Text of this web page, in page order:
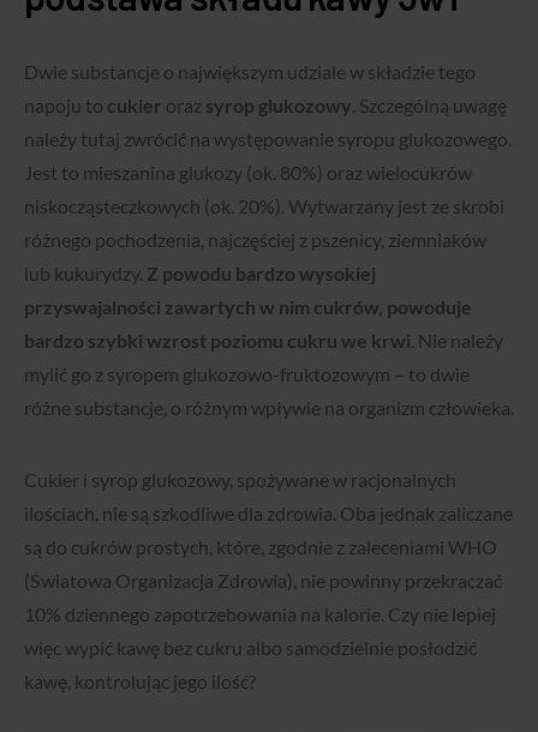
Dwie substancje o największym udziale w składzie tego
napoju to cukier oraz syrop glukozowy. Szczególną uwagę
należy tutaj zwrócić na występowanie syropu glukozowego.
Jest to mieszanina glukozy (ok. 80%) oraz wielocukrów
niskocząsteczkowych (ok. 20%). Wytwarzany jest ze skrobi
różnego pochodzenia, najczęściej z pszenicy, ziemniaków
lub kukurydzy. Z powodu bardzo wysokiej
przyswajalności zawartych w nim cukrów, powoduje
bardzo szybki wzrost poziomu cukru we krwi. Nie należy
mylić go z syropem glukozowo-fruktozowym – to dwie
różne substancje, o różnym wpływie na organizm człowieka.
Cukier i syrop glukozowy, spożywane w racjonalnych
ilościach, nie są szkodliwe dla zdrowia. Oba jednak zaliczane
są do cukrów prostych, które, zgodnie z zaleceniami WHO
(Światowa Organizacja Zdrowia), nie powinny przekraczać
10% dziennego zapotrzebowania na kalorie. Czy nie lepiej
więc wypić kawę bez cukru albo samodzielnie posłodzić
kawę, kontrolując jego ilość?